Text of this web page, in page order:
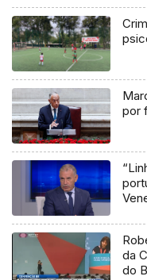
por
da
do